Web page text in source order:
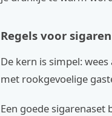
Regels voor
De kern is simpel:
met rookgevoelige
Een goede sigarenaset